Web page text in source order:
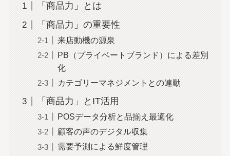
「商品力」とは
「商品力」の重要性
来店動機の源泉
PB（プライベートブランド）による差別
化
カテゴリーマネジメントとの連動
「商品力」とIT活用
POSデータ分析と品揃え最適化
顧客の声のデジタル収集
需要予測による鮮度管理